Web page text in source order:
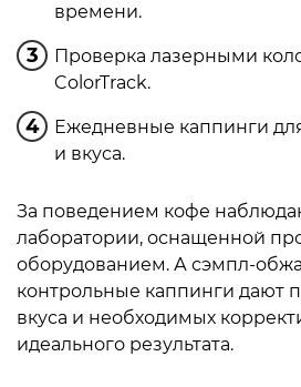
времени.
Проверка лазерными
ColorTrack.
Ежедневные каппинги
и вкуса.
За поведением кофе
лаборатории, оснащенной
оборудованием. А сэмпл-
контрольные каппинги дают
вкуса и необходимых
идеального результата.